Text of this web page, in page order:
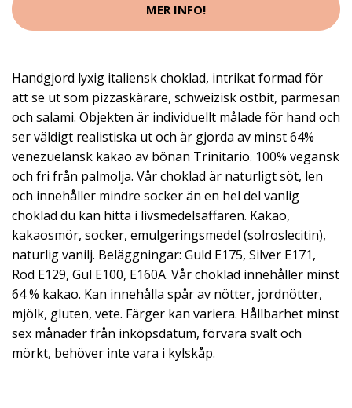
MER INFO!
Handgjord lyxig italiensk choklad, intrikat formad för
att se ut som pizzaskärare, schweizisk ostbit, parmesan
och salami. Objekten är individuellt målade för hand och
ser väldigt realistiska ut och är gjorda av minst 64%
venezuelansk kakao av bönan Trinitario. 100% vegansk
och fri från palmolja. Vår choklad är naturligt söt, len
och innehåller mindre socker än en hel del vanlig
choklad du kan hitta i livsmedelsaffären. Kakao,
kakaosmör, socker, emulgeringsmedel (solroslecitin),
naturlig vanilj. Beläggningar: Guld E175, Silver E171,
Röd E129, Gul E100, E160A. Vår choklad innehåller minst
64 % kakao. Kan innehålla spår av nötter, jordnötter,
mjölk, gluten, vete. Färger kan variera. Hållbarhet minst
sex månader från inköpsdatum, förvara svalt och
mörkt, behöver inte vara i kylskåp.